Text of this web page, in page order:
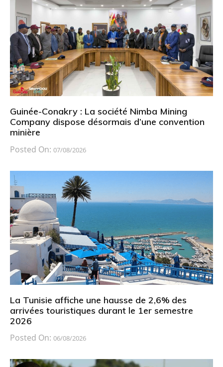
Guinée-Conakry : La société Nimba Mining
Company dispose désormais d’une convention
minière
Posted On: 07/08/2026
La Tunisie affiche une hausse de 2,6% des
arrivées touristiques durant le 1er semestre
2026
Posted On: 06/08/2026